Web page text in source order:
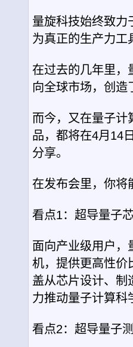
量旋科技始终致力
为真正的生产力工
在过去的几年里，
向全球市场，创造
而今，又在量子计
品，都将在4月14
分享。
在发布会里，你将
看点1：超导量子
面向产业级用户，
机，提供更高性价
盖从芯片设计、制
力推动量子计算科
看点2：超导量子